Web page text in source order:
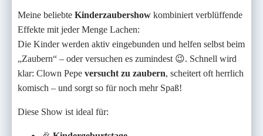
Meine beliebte Kinderzaubershow kombiniert verblüffende
Effekte mit jeder Menge Lachen:
Die Kinder werden aktiv eingebunden und helfen selbst beim
„Zaubern“ – oder versuchen es zumindest 😉. Schnell wird
klar: Clown Pepe versucht zu zaubern, scheitert oft herrlich
komisch – und sorgt so für noch mehr Spaß!
Diese Show ist ideal für: